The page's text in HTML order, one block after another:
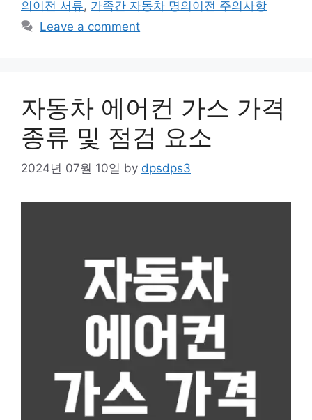
의이전 서류, 가족간 자동차 명의이전 주의사항
Leave a comment
자동차 에어컨 가스 가격
종류 및 점검 요소
2024년 07월 10일 by dpsdps3